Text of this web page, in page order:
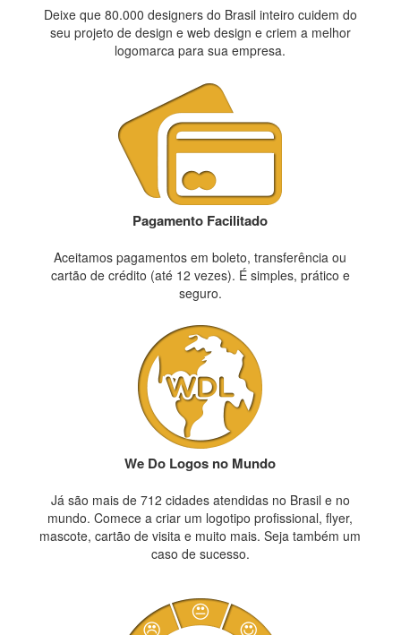
Deixe que 80.000 designers do Brasil inteiro cuidem do
seu projeto de design e web design e criem a melhor
logomarca para sua empresa.
Pagamento Facilitado
Aceitamos pagamentos em boleto, transferência ou
cartão de crédito (até 12 vezes). É simples, prático e
seguro.
We Do Logos no Mundo
Já são mais de 712 cidades atendidas no Brasil e no
mundo. Comece a criar um logotipo profissional, flyer,
mascote, cartão de visita e muito mais. Seja também um
caso de sucesso.